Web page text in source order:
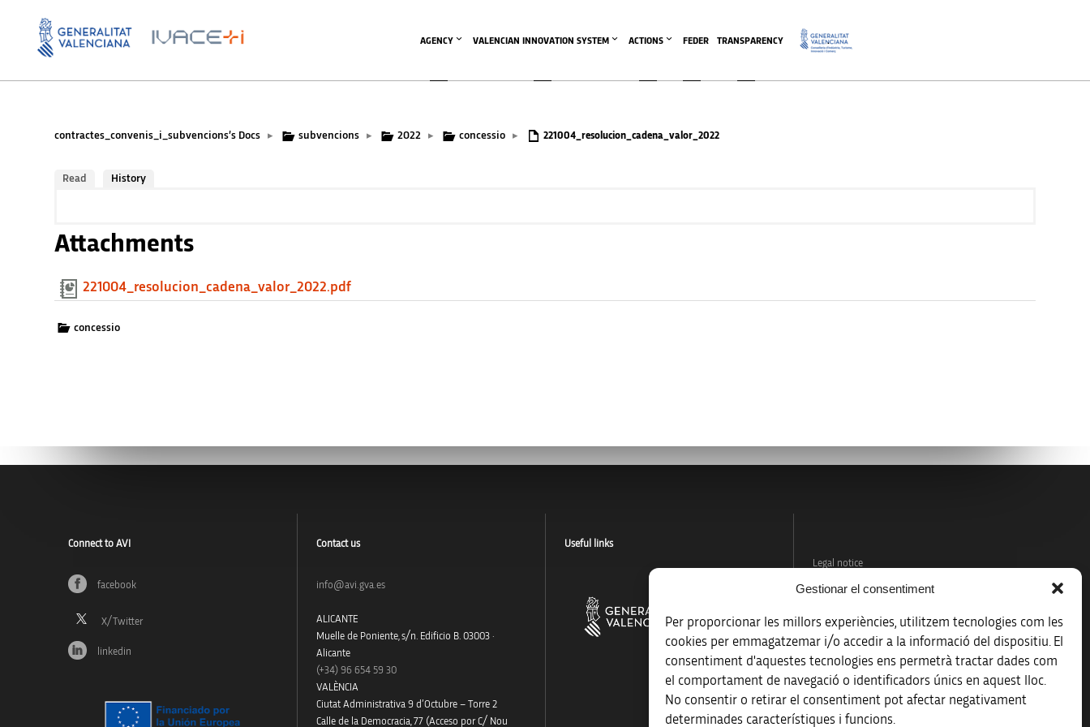
Gestionar el consentiment
Per proporcionar les millors experiències, utilitzem tecnologies com les
cookies per emmagatzemar i/o accedir a la informació del dispositiu. El
consentiment d'aquestes tecnologies ens permetrà tractar dades com
el comportament de navegació o identificadors únics en aquest lloc.
No consentir o retirar el consentiment pot afectar negativament
determinades característiques i funcions.
AGENCY VALENCIAN INNOVATION SYSTEM ACTIONS FEDER TRANSPARENCY .
contractes_convenis_i_subvencions’s Docs ▸ subvencions ▸ 2022 ▸ concessio ▸ 221004_resolucion_cadena_valor_2022
Read History
Attachments
221004_resolucion_cadena_valor_2022.pdf
concessio
Connect to AVI
facebook
linkedin
Contact us
info@avi.gva.es
ALICANTE
Muelle de Poniente, s/n. Edificio B. 03003 ·
Alicante
(+34) 96 654 59 30
VALÈNCIA
Ciutat Administrativa 9 d’Octubre – Torre 2
Calle de la Democracia, 77 (Acceso por C/ Nou
Useful links
Legal notice
Accessibility
Site map